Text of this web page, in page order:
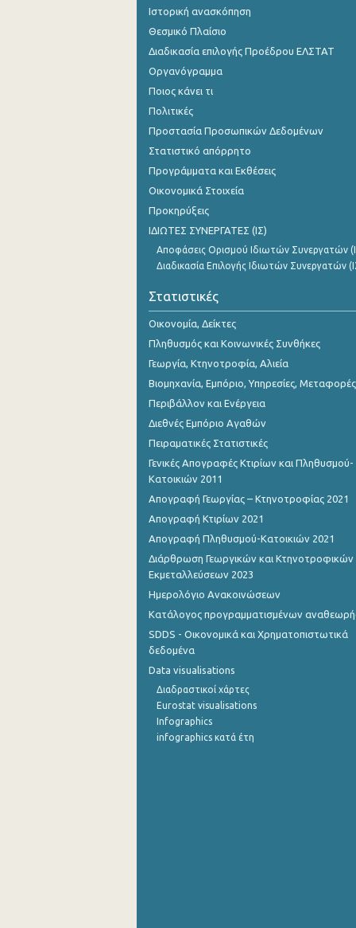
Μαΐου 2024
Απριλίου 2024
Φεβρουαρίου 2024
Ιανουαρίου 2024
Δεκεμβρίου 2023
Νοεμβρίου 2023
Οκτωβρίου 2023
Σεπτεμβρίου 2023
Ιουλίου 2023
Ιουνίου 2023
Μαΐου 2023
Απριλίου 2023
Μαρτίου 2023
Ιανουαρίου 2023
Δεκεμβρίου 2022
Νοεμβρίου 2022
Οκτωβρίου 2022
Σεπτεμβρίου 2022
Ιουλίου 2022
Ιουνίου 2022
Μαΐου 2022
Απριλίου 2022
Ιστορική ανασκόπηση
Θεσμικό Πλαίσιο
Διαδικασία επιλογής Προέδρου ΕΛΣΤΑΤ
Οργανόγραμμα
Ποιος κάνει τι
Πολιτικές
Προστασία Προσωπικών Δεδομένων
Στατιστικό απόρρητο
Προγράμματα και Εκθέσεις
Οικονομικά Στοιχεία
Προκηρύξεις
ΙΔΙΩΤΕΣ ΣΥΝΕΡΓΑΤΕΣ (ΙΣ)
Αποφάσεις Ορισμού Ιδιωτών Συνεργατών
Διαδικασία Επιλογής Ιδιωτών Συνεργατών
Στατιστικές
Οικονομία, Δείκτες
Πληθυσμός και Κοινωνικές Συνθήκες
Γεωργία, Κτηνοτροφία, Αλιεία
Βιομηχανία, Εμπόριο, Υπηρεσίες, Μεταφορές
Περιβάλλον και Ενέργεια
Διεθνές Εμπόριο Αγαθών
Πειραματικές Στατιστικές
Γενικές Απογραφές Κτιρίων και Πληθυσμού-
Κατοικιών 2011
Απογραφή Γεωργίας – Κτηνοτροφίας 2021
Απογραφή Κτιρίων 2021
Απογραφή Πληθυσμού-Κατοικιών 2021
Διάρθρωση Γεωργικών και Κτηνοτροφικών
Εκμεταλλεύσεων 2023
Ημερολόγιο Ανακοινώσεων
Κατάλογος προγραμματισμένων
SDDS - Οικονομικά και Χρηματοπιστωτικά
δεδομένα
Data visualisations
Διαδραστικοί χάρτες
Eurostat visualisations
Infographics
infographics κατά έτη